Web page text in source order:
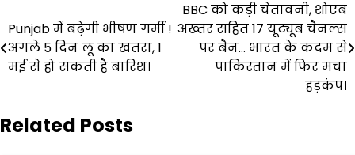
navigation
Punjab में बढ़ेगी भीषण गर्मी !
अगले 5 दिन लू का खतरा, 1
मई से हो सकती है बारिश।
BBC को कड़ी चेतावनी, शोएब
अख्तर सहित 17 यूट्यूब चैनल्स
पर बैन… भारत के कदम से
पाकिस्तान में फिर मचा
हड़कंप।
Related Posts